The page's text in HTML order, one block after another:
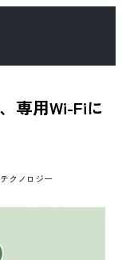
専用Wi-Fiに
テクノロジー